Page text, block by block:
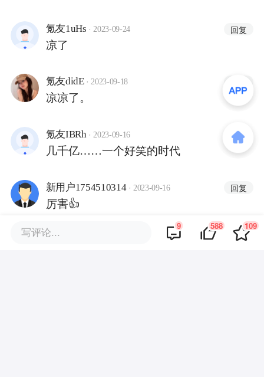
氪友1uHs · 2023-09-24 回复
凉了
氪友didE · 2023-09-18
凉凉了。
氪友IBRh · 2023-09-16 回复
几千亿……一个好笑的时代
新用户1754510314 · 2023-09-16 回复
厉害👍
写评论... 9 588 109